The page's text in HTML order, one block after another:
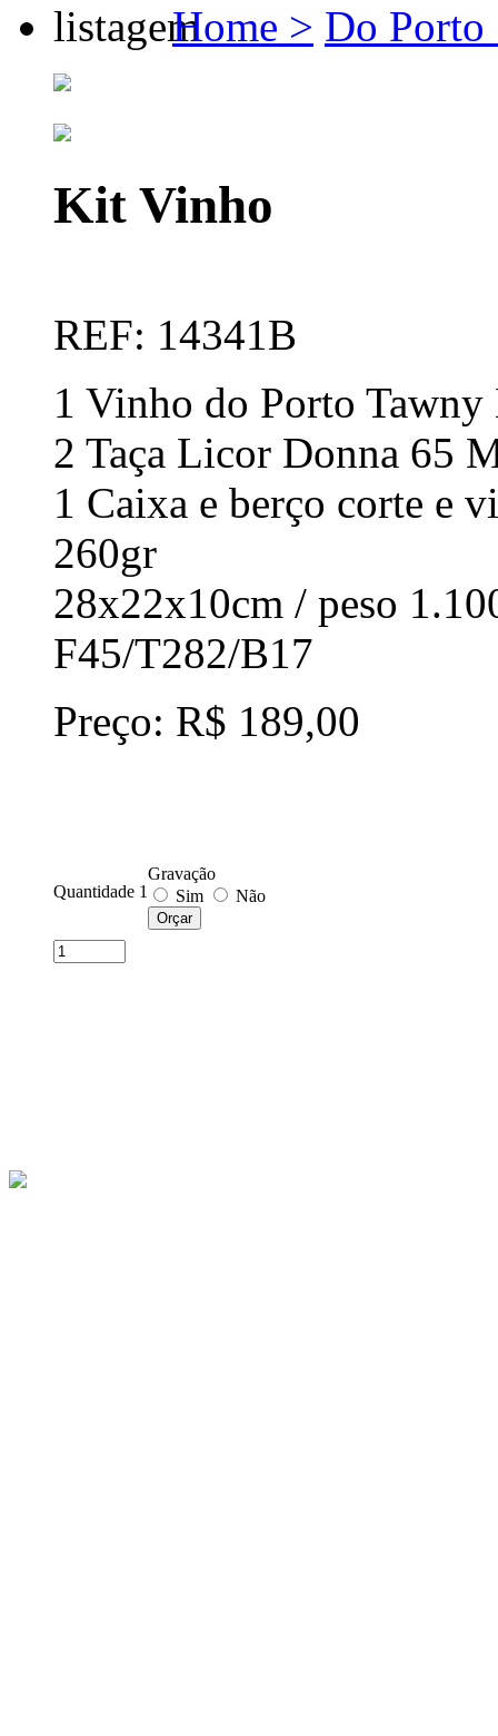
Home > Do Porto
Kit Vinho
REF: 14341B
1 Vinho do Porto Tawny
2 Taça Licor Donna 65
1 Caixa e berço corte e
260gr
28x22x10cm / peso
F45/T282/B17
Preço: R$ 189,00
Quantidade 1
Gravação
Sim
Não